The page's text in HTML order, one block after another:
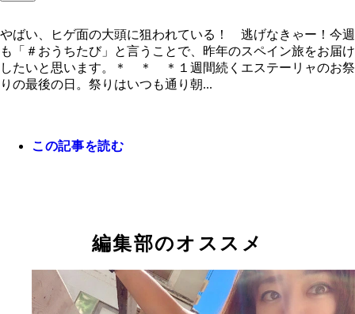
った
子屋）のカウンターかな？
えてくれたマヌエル
気をつけようっと
やばい、ヒゲ面の大頭に狙われている！ 逃げなきゃー！今週
も「＃おうちたび」と言うことで、昨年のスペイン旅をお届け
したいと思います。＊ ＊ ＊１週間続くエステーリャのお祭
りの最後の日。祭りはいつも通り朝...
この記事を読む
編集部のオススメ